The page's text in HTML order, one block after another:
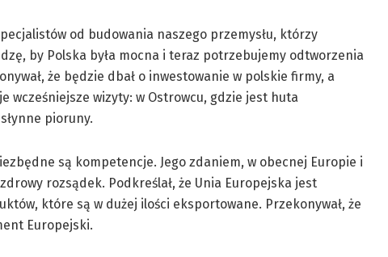
od budowania naszego przemysłu, którzy
by Polska była mocna i teraz potrzebujemy odtworzenia
że będzie dbał o inwestowanie w polskie firmy, a
wcześniejsze wizyty: w Ostrowcu, gdzie jest huta
pioruny.
są kompetencje. Jego zdaniem, w obecnej Europie i
rozsądek. Podkreślał, że Unia Europejska jest
które są w dużej ilości eksportowane. Przekonywał, że
Europejski.